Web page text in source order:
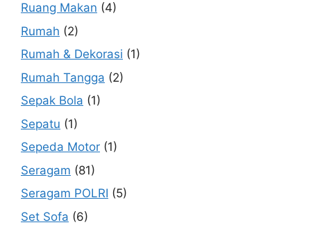
Ruang Makan (4)
Rumah (2)
Rumah & Dekorasi (1)
Rumah Tangga (2)
Sepak Bola (1)
Sepatu (1)
Sepeda Motor (1)
Seragam (81)
Seragam POLRI (5)
Set Sofa (6)